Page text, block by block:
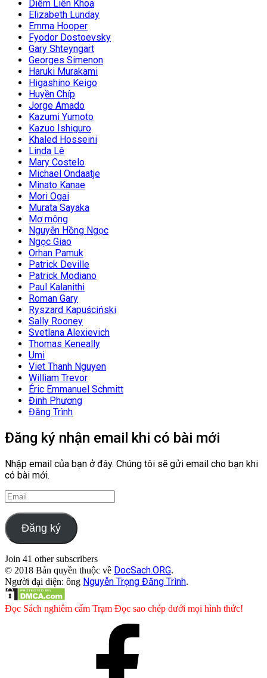
Diêm Liên Khoa
Elizabeth Lunday
Emma Hooper
Fyodor Dostoevsky
Gary Shteyngart
Georges Simenon
Haruki Murakami
Higashino Keigo
Huyền Chíp
Jorge Amado
Kazumi Yumoto
Kazuo Ishiguro
Khaled Hosseini
Linda Lê
Mary Costelo
Michael Ondaatje
Minato Kanae
Mori Ogai
Murata Sayaka
Mơ mộng
Nguyễn Hồng Ngọc
Ngọc Giao
Orhan Pamuk
Patrick Deville
Patrick Modiano
Paul Kalanithi
Roman Gary
Ryszard Kapuściński
Sally Rooney
Svetlana Alexievich
Thomas Keneally
Umi
Viet Thanh Nguyen
William Trevor
Éric Emmanuel Schmitt
Đinh Phương
Đăng Trình
Đăng ký nhận email khi có bài mới
Nhập email của bạn ở đây. Chúng tôi sẽ gửi email cho bạn khi
có bài mới.
Email
Đăng ký
Join 41 other subscribers
© 2018 Bản quyền thuộc về DocSach.ORG.
Người đại diện: ông Nguyễn Trọng Đăng Trình.
Đọc Sách nghiêm cấm Trạm Đọc sao chép dưới mọi hình thức!